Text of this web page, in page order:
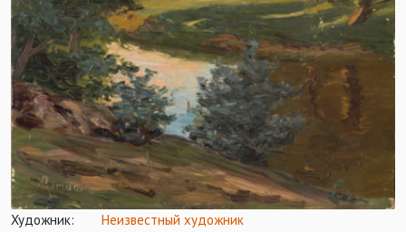
Художник:
Неизвестный художник